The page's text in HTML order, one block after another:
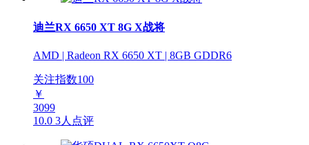
迪兰RX 6650 XT 8G X战将
AMD | Radeon RX 6650 XT | 8GB GDDR6
关注指数100
￥
3099
10.0 3人点评